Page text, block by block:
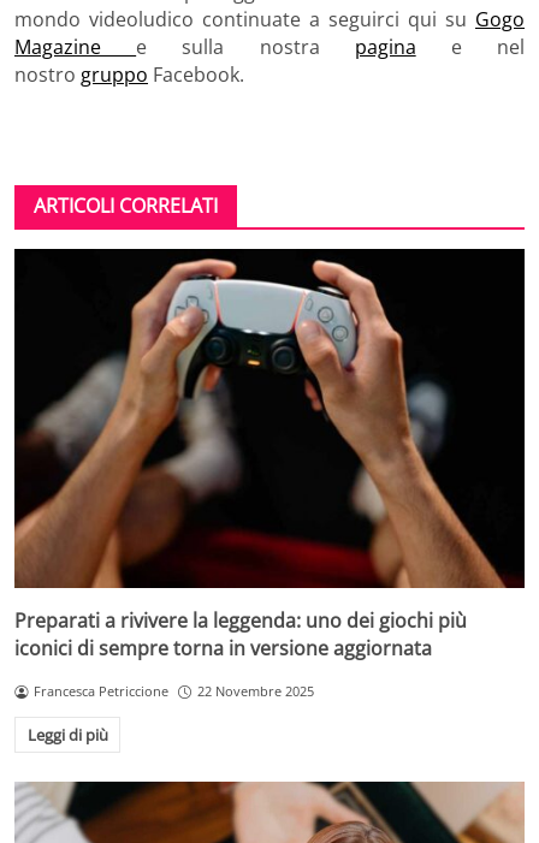
mondo videoludico continuate a seguirci qui su Gogo
Magazine e sulla nostra pagina e nel
nostro gruppo Facebook.
ARTICOLI CORRELATI
Preparati a rivivere la leggenda: uno dei giochi più
iconici di sempre torna in versione aggiornata
Francesca Petriccione 22 Novembre 2025
Leggi di più